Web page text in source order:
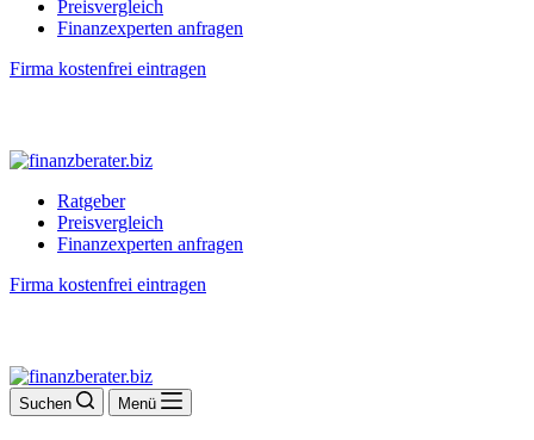
Preisvergleich
Finanzexperten anfragen
Firma kostenfrei eintragen
Ratgeber
Preisvergleich
Finanzexperten anfragen
Firma kostenfrei eintragen
Suchen Menü